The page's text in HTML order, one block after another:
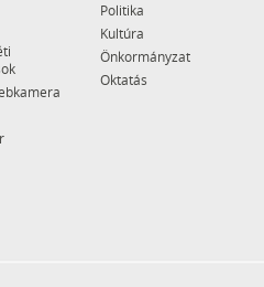
Politika
Kultúra
Önkormányzat
Oktatás